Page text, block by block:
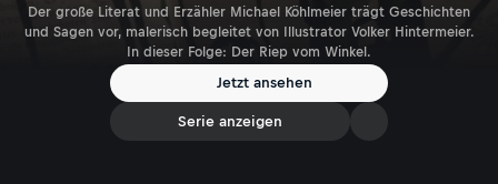
Der große Literat und Erzähler Michael Köhlmeier trägt Geschichten
und Sagen vor, malerisch begleitet von Illustrator Volker Hintermeier.
In dieser Folge: Der Riep vom Winkel.
Jetzt ansehen
Serie anzeigen